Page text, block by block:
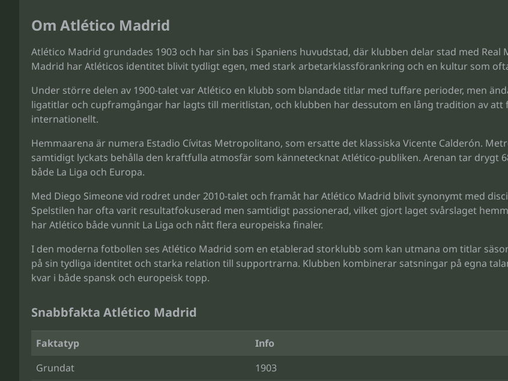
Om Atlético Madrid
Atlético Madrid grundades 1903 och har sin bas i Spaniens huvudstad, där klubben delar stad med Real
Madrid har Atléticos identitet blivit tydligt egen, med stark arbetarklassförankring och en kultur som
Under större delen av 1900-talet var Atlético en klubb som blandade titlar med tuffare perioder, men
ligatitlar och cupframgångar har lagts till meritlistan, och klubben har dessutom en lång tradition av
internationellt.
Hemmaarena är numera Estadio Cívitas Metropolitano, som ersatte det klassiska Vicente Calderón.
samtidigt lyckats behålla den kraftfulla atmosfär som kännetecknat Atlético-publiken. Arenan tar drygt
både La Liga och Europa.
Med Diego Simeone vid rodret under 2010-talet och framåt har Atlético Madrid blivit synonymt med
Spelstilen har ofta varit resultatfokuserad men samtidigt passionerad, vilket gjort laget svårslaget
har Atlético både vunnit La Liga och nått flera europeiska finaler.
I den moderna fotbollen ses Atlético Madrid som en etablerad storklubb som kan utmana om titlar
på sin tydliga identitet och starka relation till supportrarna. Klubben kombinerar satsningar på egna
kvar i både spansk och europeisk topp.
Snabbfakta Atlético Madrid
Faktatyp
Info
Grundat
1903